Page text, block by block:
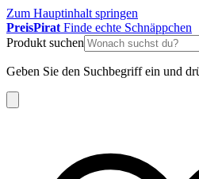
Zum Hauptinhalt springen
PreisPirat Finde echte Schnäppchen
Produkt suchen
Geben Sie den Suchbegriff ein und